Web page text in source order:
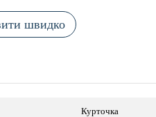
швидко
Курточка